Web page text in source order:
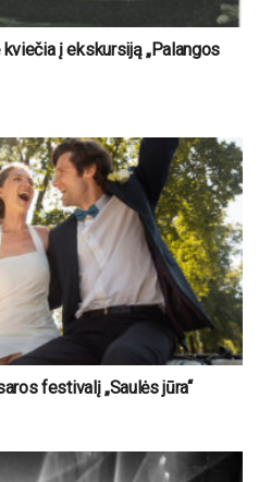
į ekskursiją „Palangos
festivalį „Saulės jūra“